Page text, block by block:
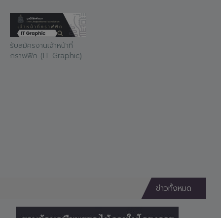
รับสมัครงานเจ้าหน้าที่
กราฟฟิก (IT Graphic)
ข่าวทั้งหมด